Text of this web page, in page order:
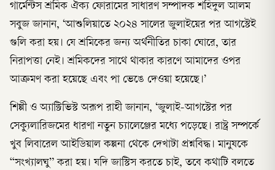
গার্মেন্টস শ্রমিক ঐক্য ফোরামের সাধারণ সম্পাদক শহিদুল আলম
সবুজ জানান, ‘আশুলিয়াতে ২০২৪ সালের জুলাইয়ের পর আগস্টেই
গুলি করা হয়। যে শ্রমিকের জন্য অর্থনীতির চাকা ঘোরে, তার
নিরাপত্তা নেই। শ্রমিকদের সাথে থাকার কারণে আমাদের ওপর
আক্রমণ করা হয়েছে এবং পা ভেঙে দেওয়া হয়েছে।’
শিল্পী ও অ্যাক্টিভিস্ট অরূপ রাহী জানান, ‘জুলাই-আগস্টের পর
সেক্যুলারিজমের ধারণা নতুন চ্যালেঞ্জের মধ্যে পড়েছে। রাষ্ট্র সম্পর্কে
খুব লিবারেল আইডিয়াল কল্পনা থেকে দেখাটা প্রশ্নবিদ্ধ। মানুষকে
“সংখ্যালঘু” করা হয়। যদি জাস্টিস করতে চাই, তবে কথাটি বলতে